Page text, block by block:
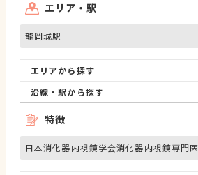
エリア・駅
龍岡城駅
エリアから探す
沿線・駅から探す
特徴
日本消化器内視鏡学会消化器内視鏡専門医